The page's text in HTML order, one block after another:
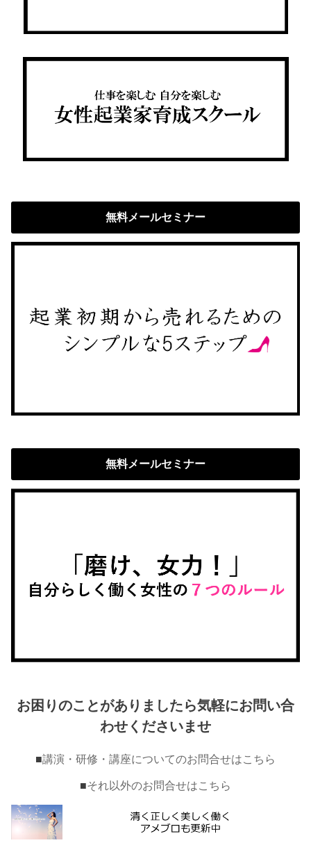
無料メールセミナー
無料メールセミナー
お困りのことがありましたら気軽にお問い合
わせくださいませ
■講演・研修・講座についてのお問合せはこちら
■それ以外のお問合せはこちら